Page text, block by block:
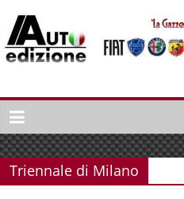
naar
inhoud
Auto
Edizione
La
Gazetta
dell'Automobile
Triennale di Milano